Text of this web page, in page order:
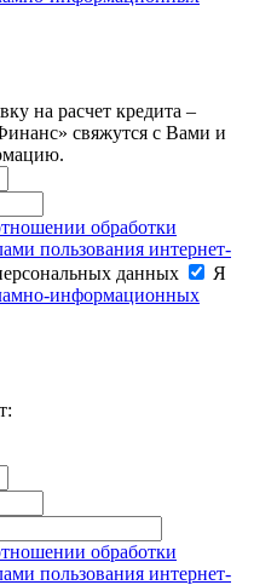
на расчет кредита –
свяжутся с Вами и
обработки
пользования интернет-
данных
Я
информационных
обработки
пользования интернет-